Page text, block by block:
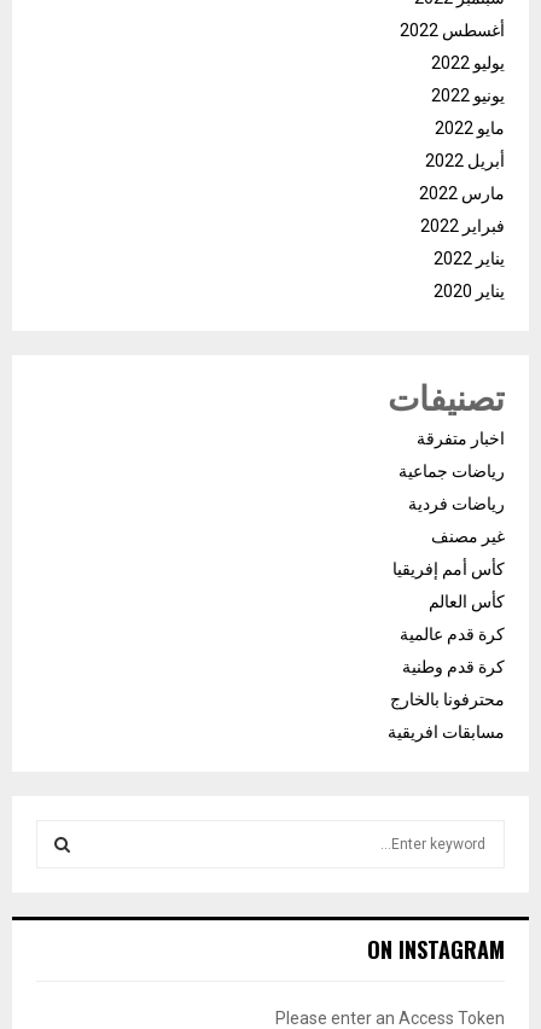
أغسطس 2022
يوليو 2022
يونيو 2022
مايو 2022
أبريل 2022
مارس 2022
فبراير 2022
يناير 2022
يناير 2020
تصنيفات
اخبار متفرقة
رياضات جماعية
رياضات فردية
غير مصنف
كأس أمم إفريقيا
كأس العالم
كرة قدم عالمية
كرة قدم وطنية
محترفونا بالخارج
مسابقات افريقية
h
ON INSTAGRAM
Please enter an Access Token